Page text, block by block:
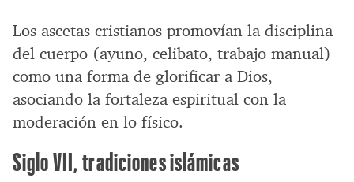
Los ascetas cristianos promovían la disciplina
del cuerpo (ayuno, celibato, trabajo manual)
como una forma de glorificar a Dios,
asociando la fortaleza espiritual con la
moderación en lo físico.
Siglo VII, tradiciones islámicas